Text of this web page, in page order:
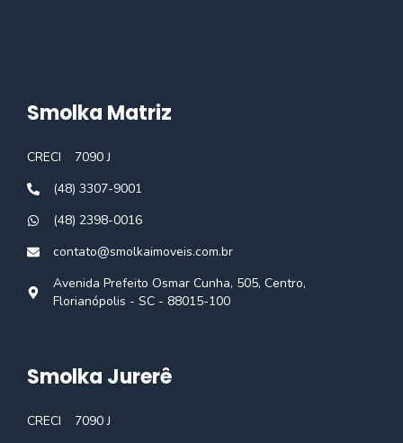
Smolka Matriz
CRECI
7090 J
(48) 3307-9001
(48) 2398-0016
contato@smolkaimoveis.com.br
Avenida Prefeito Osmar Cunha, 505, Centro,
Florianópolis - SC - 88015-100
Smolka Jurerê
CRECI
7090 J